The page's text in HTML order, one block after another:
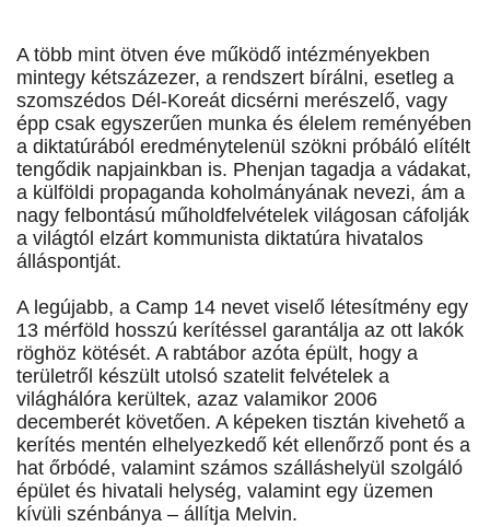
A több mint ötven éve működő intézményekben
mintegy kétszázezer, a rendszert bírálni, esetleg a
szomszédos Dél-Koreát dicsérni merészelő, vagy
épp csak egyszerűen munka és élelem reményében
a diktatúrából eredménytelenül szökni próbáló elítélt
tengődik napjainkban is. Phenjan tagadja a vádakat,
a külföldi propaganda koholmányának nevezi, ám a
nagy felbontású műholdfelvételek világosan cáfolják
a világtól elzárt kommunista diktatúra hivatalos
álláspontját.
A legújabb, a Camp 14 nevet viselő létesítmény egy
13 mérföld hosszú kerítéssel garantálja az ott lakók
röghöz kötését. A rabtábor azóta épült, hogy a
területről készült utolsó szatelit felvételek a
világhálóra kerültek, azaz valamikor 2006
decemberét követően. A képeken tisztán kivehető a
kerítés mentén elhelyezkedő két ellenőrző pont és a
hat őrbódé, valamint számos szálláshelyül szolgáló
épület és hivatali helység, valamint egy üzemen
kívüli szénbánya – állítja Melvin.